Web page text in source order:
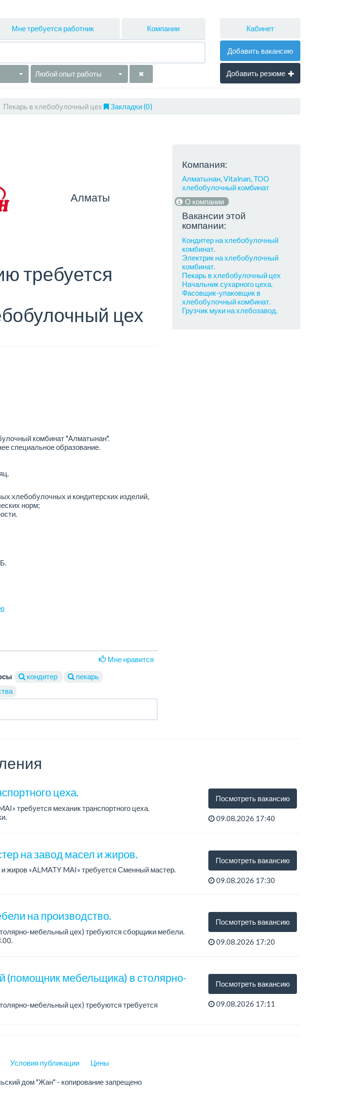
Мне требуется работник Компании
Любой опыт работы
Кабинет
Добавить вакансию
Добавить резюме
Пекарь в хлебобулочный цех Закладки (0)
Алматы
требуется
цех
комбинат "Алматынан".
специальное образование.
хлебобулочных и кондитерских изделий,
норм;
Мне нравится
кондитер
пекарь
Компания:
Алматынан, Vitalnan, ТОО
хлебобулочный комбинат
О компании
Вакансии этой
компании:
Кондитер на хлебобулочный
комбинат.
Электрик на хлебобулочный
комбинат.
Пекарь в хлебобулочный цех
Начальник сухарного цеха.
Фасовщик-упаковщик в
хлебобулочный комбинат.
Грузчик муки на хлебозавод.
цеха.
требуется механик транспортного цеха.
Посмотреть вакансию
09.08.2026 17:40
на завод масел и жиров.
жиров «ALMATY MAI» требуется Сменный мастер.
Посмотреть вакансию
09.08.2026 17:30
на производство.
мебельный цех) требуются сборщики мебели.
Посмотреть вакансию
09.08.2026 17:20
(помощник мебельщика) в столярно-
мебельный цех) требуются требуется
Посмотреть вакансию
09.08.2026 17:11
Условия публикации Цены
дом "Жан" - копирование запрещено